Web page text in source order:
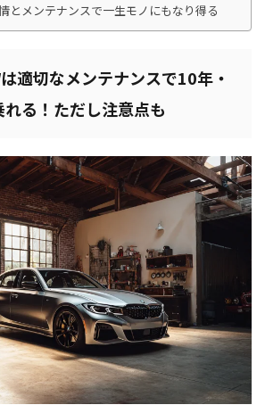
とメンテナンスで一生モノにもなり得る
は適切なメンテナンスで10年・
る！ただし注意点も